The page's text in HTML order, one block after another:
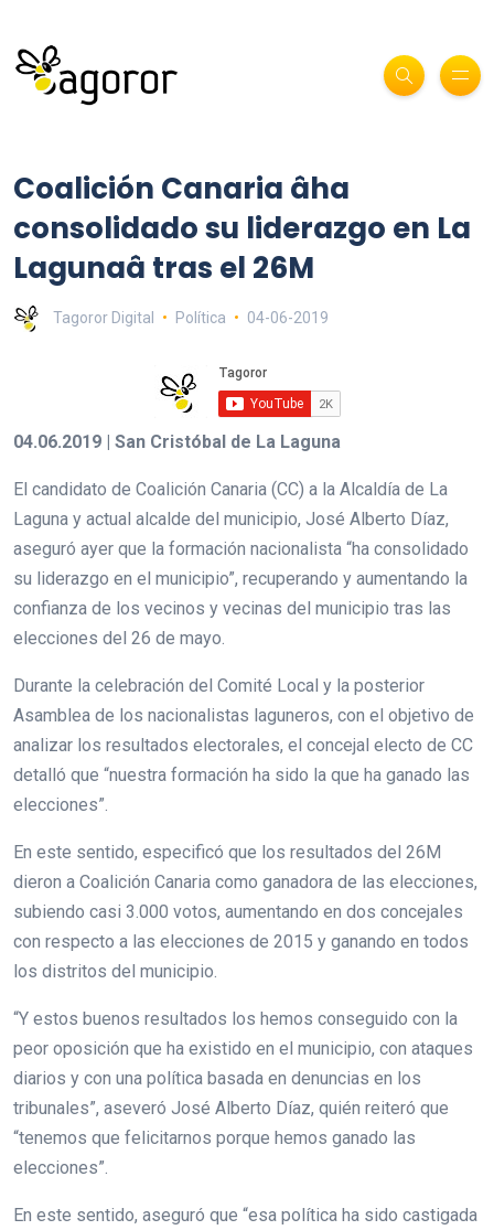
Coalición Canaria âha
consolidado su liderazgo en La
Lagunaâ tras el 26M
Tagoror Digital Política 04-06-2019
04.06.2019 | San Cristóbal de La Laguna
El candidato de Coalición Canaria (CC) a la Alcaldía de La
Laguna y actual alcalde del municipio, José Alberto Díaz,
aseguró ayer que la formación nacionalista “ha consolidado
su liderazgo en el municipio”, recuperando y aumentando la
confianza de los vecinos y vecinas del municipio tras las
elecciones del 26 de mayo.
Durante la celebración del Comité Local y la posterior
Asamblea de los nacionalistas laguneros, con el objetivo de
analizar los resultados electorales, el concejal electo de CC
detalló que “nuestra formación ha sido la que ha ganado las
elecciones”.
En este sentido, especificó que los resultados del 26M
dieron a Coalición Canaria como ganadora de las elecciones,
subiendo casi 3.000 votos, aumentando en dos concejales
con respecto a las elecciones de 2015 y ganando en todos
los distritos del municipio.
“Y estos buenos resultados los hemos conseguido con la
peor oposición que ha existido en el municipio, con ataques
diarios y con una política basada en denuncias en los
tribunales”, aseveró José Alberto Díaz, quién reiteró que
“tenemos que felicitarnos porque hemos ganado las
elecciones”.
En este sentido, aseguró que “esa política ha sido castigada